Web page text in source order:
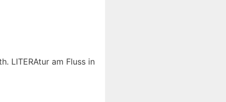
LITERAtur am Fluss in